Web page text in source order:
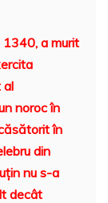
a murit
al
noroc în
în
din
nu s-a
decât